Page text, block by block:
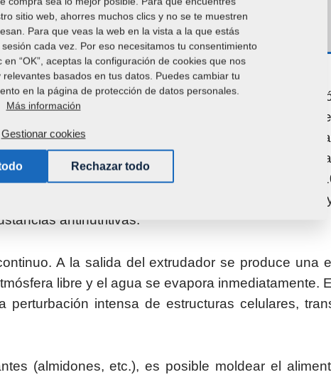
cámaras del extrudador en el proceso de
el vapor. Otra opción para hacer más
antes de la propia extrusión en el
el material es comprimido, triturado, amasado y a
líquida hasta con temperaturas superiores de
plazo del calentamiento (corta exposición térmica)
antinutritivas.
A la salida del extrudador se produce una
libre y el agua se evapora inmediatamente.
intensa de estructuras celulares,
(almidones, etc.), es posible moldear el
sitio web, ahorres muchos clics y no se te muestren
Para que veas la web en la vista a la que estás
cada vez. Por eso necesitamos tu consentimiento
“OK”, aceptas la configuración de cookies que nos
basados en tus datos. Puedes cambiar tu
en la página de protección de datos personales.
Más información
Gestionar cookies
Rechazar todo